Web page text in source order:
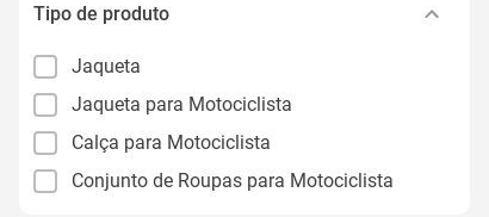
Tipo de produto
Jaqueta
Jaqueta para Motociclista
Calça para Motociclista
Conjunto de Roupas para Motociclista